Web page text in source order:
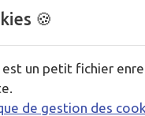
🍪
un petit fichier
de gestion des